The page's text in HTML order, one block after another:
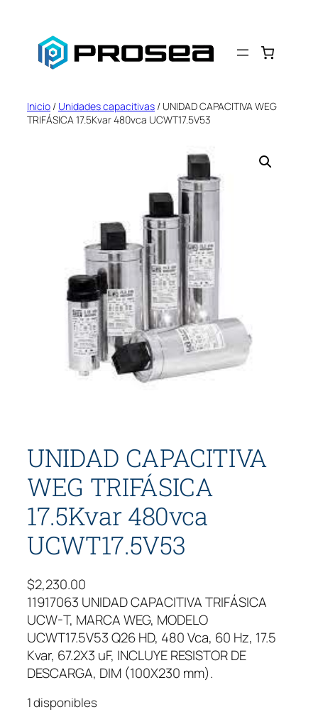
contenido
Inicio / Unidades capacitivas / UNIDAD CAPACITIVA WEG
TRIFÁSICA 17.5Kvar 480vca UCWT17.5V53
UNIDAD CAPACITIVA
WEG TRIFÁSICA
17.5Kvar 480vca
UCWT17.5V53
$2,230.00
11917063 UNIDAD CAPACITIVA TRIFÁSICA
UCW-T, MARCA WEG, MODELO
UCWT17.5V53 Q26 HD, 480 Vca, 60 Hz, 17.5
Kvar, 67.2X3 uF, INCLUYE RESISTOR DE
DESCARGA, DIM (100X230 mm).
1 disponibles